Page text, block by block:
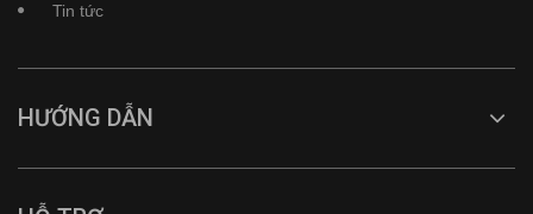
Tin tức
HƯỚNG DẪN